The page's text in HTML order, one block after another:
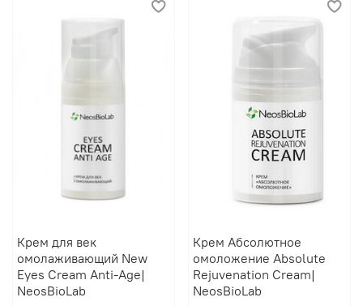
Крем для век
омолаживающий New
Eyes Cream Anti-Age|
NeosBioLab
Крем Абсолютное
омоложение Absolute
Rejuvenation Cream|
NeosBioLab